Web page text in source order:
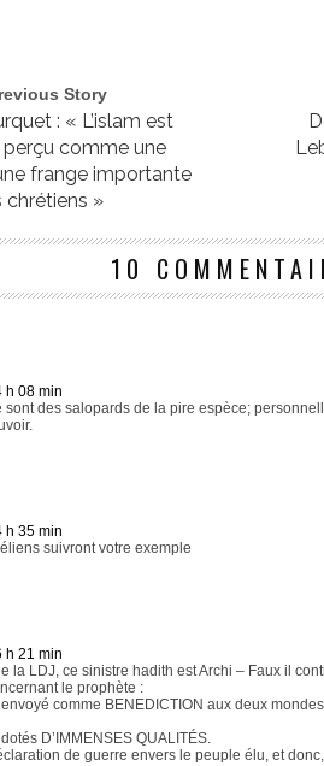
Story
: « L’islam est
comme une
frange importante
chrétiens »
10
h 08 min
sont des salopards de la pire espèce;
h 35 min
suivront votre exemple
h 21 min
la LDJ, ce sinistre hadith est Archi – Faux il
le prophète :
comme BENEDICTION aux deux
D’IMMENSES QUALITÉS.
de guerre envers le peuple élu, et